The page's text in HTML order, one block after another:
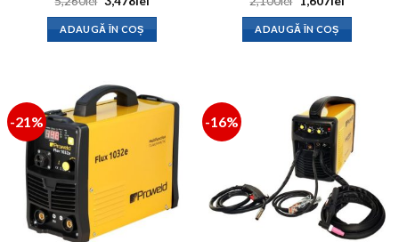
inițial
a
fost:
5,260lei.
ADAUGĂ ÎN COȘ
inițial
a
fost:
2,100lei.
ADAUGĂ ÎN COȘ
-21% -16%